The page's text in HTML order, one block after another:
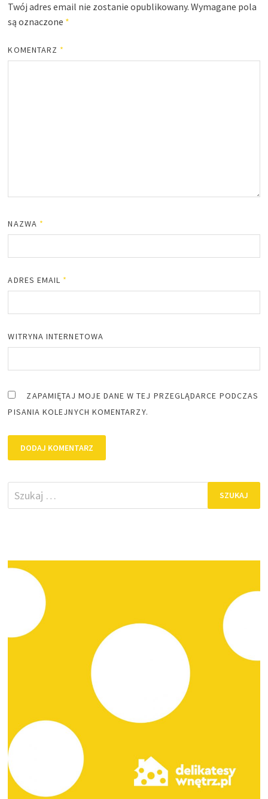
Twój adres email nie zostanie opublikowany. Wymagane pola
są oznaczone *
KOMENTARZ *
NAZWA *
ADRES EMAIL *
WITRYNA INTERNETOWA
ZAPAMIĘTAJ MOJE DANE W TEJ PRZEGLĄDARCE PODCZAS
PISANIA KOLEJNYCH KOMENTARZY.
Szukaj: